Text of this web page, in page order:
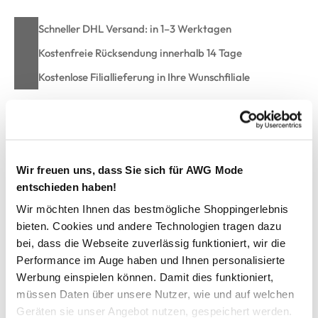
Wir freuen uns, dass Sie sich für AWG Mode
entschieden haben!
Wir möchten Ihnen das bestmögliche Shoppingerlebnis
bieten. Cookies und andere Technologien tragen dazu
bei, dass die Webseite zuverlässig funktioniert, wir die
Performance im Auge haben und Ihnen personalisierte
Werbung einspielen können. Damit dies funktioniert,
müssen Daten über unsere Nutzer, wie und auf welchen
Geräten sie unser Angebot nutzen, gespeichert werden.
Schneller DHL Versand: in 1–3 Werktagen
Kostenfreie Rücksendung innerhalb 14 Tage
Kostenlose Filiallieferung in Ihre Wunschfiliale
Rucksack Bench 9L
robuster Rucksack von Bench
Front- und Rückentasche mit Reißverschluss
Klappe mit Magnetverschluss
Hauptfach ebenfalls mit Reißverschluss
innen mit zwei Fächern und Reißverschlussfach ausgestattet
gepolsterte Träger